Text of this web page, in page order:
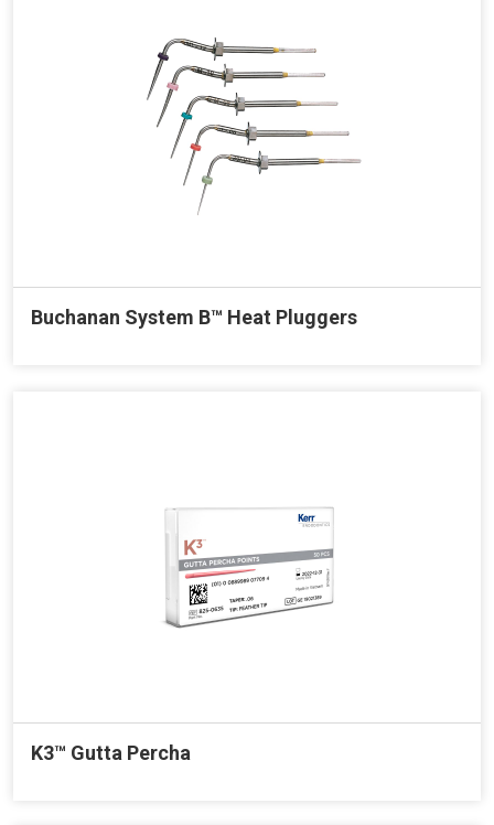
Buchanan System B™ Heat Pluggers
K3™ Gutta Percha